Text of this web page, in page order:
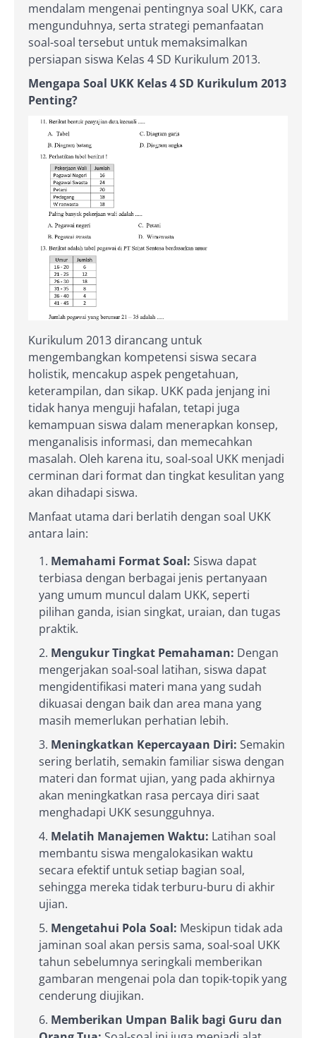
mendalam mengenai pentingnya soal UKK, cara
mengunduhnya, serta strategi pemanfaatan
soal-soal tersebut untuk memaksimalkan
persiapan siswa Kelas 4 SD Kurikulum 2013.
Mengapa Soal UKK Kelas 4 SD Kurikulum 2013
Penting?
Kurikulum 2013 dirancang untuk
mengembangkan kompetensi siswa secara
holistik, mencakup aspek pengetahuan,
keterampilan, dan sikap. UKK pada jenjang ini
tidak hanya menguji hafalan, tetapi juga
kemampuan siswa dalam menerapkan konsep,
menganalisis informasi, dan memecahkan
masalah. Oleh karena itu, soal-soal UKK menjadi
cerminan dari format dan tingkat kesulitan yang
akan dihadapi siswa.
Manfaat utama dari berlatih dengan soal UKK
antara lain:
Memahami Format Soal: Siswa dapat
terbiasa dengan berbagai jenis pertanyaan
yang umum muncul dalam UKK, seperti
pilihan ganda, isian singkat, uraian, dan tugas
praktik.
Mengukur Tingkat Pemahaman: Dengan
mengerjakan soal-soal latihan, siswa dapat
mengidentifikasi materi mana yang sudah
dikuasai dengan baik dan area mana yang
masih memerlukan perhatian lebih.
Meningkatkan Kepercayaan Diri: Semakin
sering berlatih, semakin familiar siswa dengan
materi dan format ujian, yang pada akhirnya
akan meningkatkan rasa percaya diri saat
menghadapi UKK sesungguhnya.
Melatih Manajemen Waktu: Latihan soal
membantu siswa mengalokasikan waktu
secara efektif untuk setiap bagian soal,
sehingga mereka tidak terburu-buru di akhir
ujian.
Mengetahui Pola Soal: Meskipun tidak ada
jaminan soal akan persis sama, soal-soal UKK
tahun sebelumnya seringkali memberikan
gambaran mengenai pola dan topik-topik yang
cenderung diujikan.
Memberikan Umpan Balik bagi Guru dan